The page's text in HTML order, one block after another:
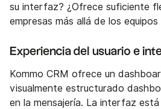
su interfaz? ¿Ofrece suficiente
empresas más allá de los
Experiencia del usuario e
Kommo CRM ofrece un
visualmente estructurado
en la mensajería. La interfaz